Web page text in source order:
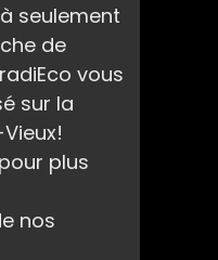
seulement
de
vous
sur la
plus
nos